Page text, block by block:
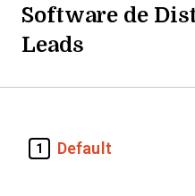
Software de
Leads
1 Default